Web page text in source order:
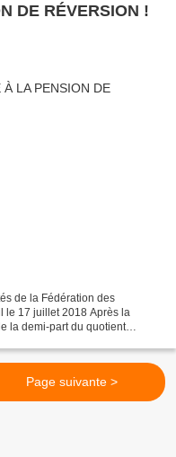
DE RÉVERSION !
de la Fédération des
le 17 juillet 2018 Après la
la demi-part du quotient
Page suivante >